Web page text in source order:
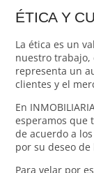
ÉTICA Y
La ética es un
nuestro trabajo,
representa un
clientes y el
En
esperamos que
de acuerdo a
por su deseo
Para velar por